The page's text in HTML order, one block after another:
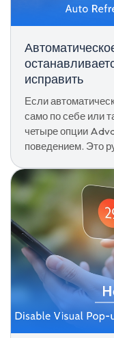
исправить
Если
само по себе или
четыре опции
поведением. Это